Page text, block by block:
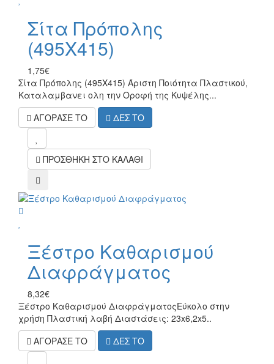
Σίτα Πρόπολης
(495Χ415)
1,75€
Σίτα Πρόπολης (495Χ415) Άριστη Ποιότητα Πλαστικού,
Καταλαμβανει ολη την Οροφή της Κυψέλης...
ΑΓΟΡΑΣΕ ΤΟ
ΔΕΣ ΤΟ
ΠΡΟΣΘΗΚΗ ΣΤΟ ΚΑΛΑΘΙ
compare
Ξέστρο Καθαρισμού
Διαφράγματος
8,32€
Ξέστρο Καθαρισμού Διαφράγματος Εύκολο στην
χρήση Πλαστική λαβή Διαστάσεις: 23x6,2x5..
ΑΓΟΡΑΣΕ ΤΟ
ΔΕΣ ΤΟ